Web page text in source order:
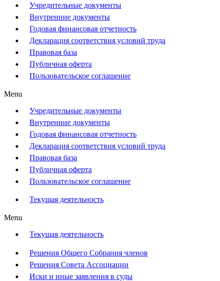
Учредительные документы
Внутренние документы
Годовая финансовая отчетность
Декларация соответствия условий труда
Правовая база
Публичная оферта
Пользовательское соглашение
Menu
Учредительные документы
Внутренние документы
Годовая финансовая отчетность
Декларация соответствия условий труда
Правовая база
Публичная оферта
Пользовательское соглашение
Текущая деятельность
Menu
Текущая деятельность
Решения Общего Собрания членов
Решения Совета Ассоциации
Иски и иные заявления в суды